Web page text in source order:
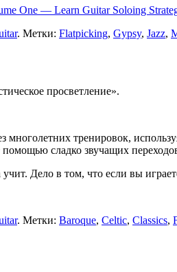
One — Learn Guitar Soloing
. Метки: Flatpicking, Gypsy, Jazz,
просветление».
многолетних тренировок,
помощью сладко звучащих
Дело в том, что если вы
. Метки: Baroque, Celtic, Classics,